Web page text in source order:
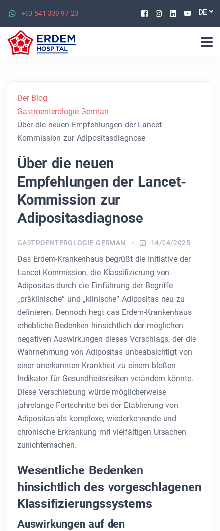
+90 541 339 97 23 Facebook
Instagram
Linkedin
DE
Der Blog
Gastroenterologie German
Über die neuen Empfehlungen der Lancet-
Kommission zur Adipositasdiagnose
Über die neuen
Empfehlungen der Lancet-
Kommission zur
Adipositasdiagnose
GASTROENTEROLOGIE GERMAN 14/04/2025
Das Erdem-Krankenhaus begrüßt die Initiative der
Lancet-Kommission, die Klassifizierung von
Adipositas durch die Einführung der Begriffe
„präklinische“ und „klinische“ Adipositas neu zu
definieren. Dennoch hegt das Erdem-Krankenhaus
erhebliche Bedenken hinsichtlich der möglichen
negativen Auswirkungen dieses Vorschlags, der die
Wahrnehmung von Adipositas unbeabsichtigt von
einer anerkannten Krankheit zu einem bloßen
Indikator für Gesundheitsrisiken verändern könnte.
Diese Verschiebung würde möglicherweise
jahrelange Fortschritte bei der Etablierung von
Adipositas als komplexe, wiederkehrende und
chronische Erkrankung mit vielfältigen Ursachen
zunichtemachen.
Wesentliche Bedenken
hinsichtlich des vorgeschlagenen
Klassifizierungssystems
Auswirkungen auf den